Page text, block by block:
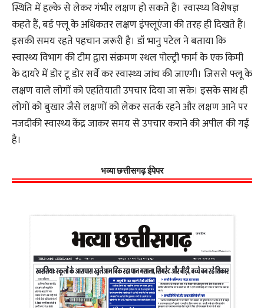
स्थिति में हल्के से लेकर गंभीर लक्षण हो सकते हैं। स्वास्थ्य विशेषज्ञ
कहते हैं, बर्ड फ्लू के अधिकतर लक्षण इंफ्लूएंजा की तरह ही दिखते हैं।
इसकी समय रहते पहचान जरूरी है। डॉ भानु पटेल ने बताया कि
स्वास्थ्य विभाग की टीम द्वारा संक्रमण स्थल पोल्ट्री फार्म के एक किमी
के दायरे में डोर टू डोर सर्वे कर स्वास्थ्य जांच की जाएगी। जिससे फ्लू के
लक्षण वाले लोगों को एहतियाती उपचार दिया जा सके। इसके साथ ही
लोगों को बुखार जैसे लक्षणों को लेकर सतर्क रहने और लक्षण आने पर
नजदीकी स्वास्थ्य केंद्र जाकर समय से उपचार कराने की अपील की गई
है।
भव्या छत्तीसगढ़ ईपेपर